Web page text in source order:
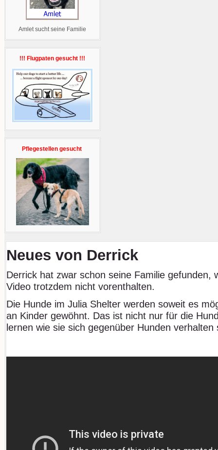
Amlet sucht seine Familie
!!! Flugpaten gesucht !!!
Pflegestellen gesucht
Neues von Derrick
Derrick hat zwar schon seine Familie gefunden,
Video trotzdem nicht vorenthalten.
Die Hunde im Julia Shelter werden soweit es
an Kinder gewöhnt. Das ist nicht nur für die
lernen wie sie sich gegenüber Hunden verhalten